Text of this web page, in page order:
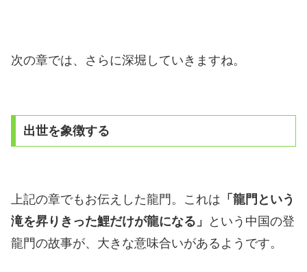
次の章では、さらに深堀していきますね。
出世を象徴する
上記の章でもお伝えした龍門。これは 「龍門という
滝を昇りきった鯉だけが龍になる」
という中国の登
龍門の故事が、大きな意味合いがあるようです。